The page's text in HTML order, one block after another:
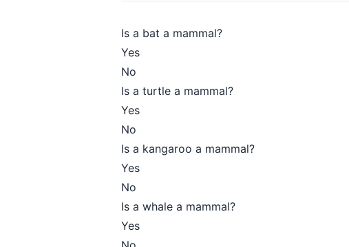
Is a bat a mammal?
Yes
No
Is a turtle a mammal?
Yes
No
Is a kangaroo a mammal?
Yes
No
Is a whale a mammal?
Yes